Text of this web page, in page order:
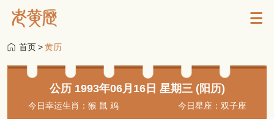
首页>黄历
公历 1993年06月16日 星期三 (阳历)
今日幸运生肖：猴 鼠 鸡 今日星座：双子座